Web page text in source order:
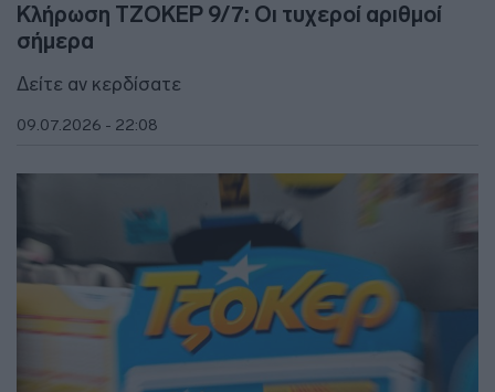
Κλήρωση ΤΖΟΚΕΡ 9/7: Οι τυχεροί αριθμοί
σήμερα
Δείτε αν κερδίσατε
09.07.2026 - 22:08